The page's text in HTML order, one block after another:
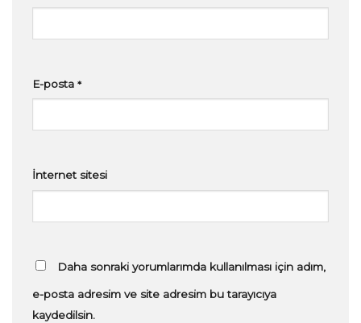
E-posta *
İnternet sitesi
Daha sonraki yorumlarımda kullanılması için adım,
e-posta adresim ve site adresim bu tarayıcıya
kaydedilsin.